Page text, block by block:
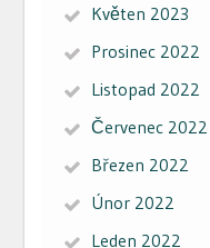
Květen 2023
Prosinec 2022
Listopad 2022
Červenec 2022
Březen 2022
Únor 2022
Leden 2022